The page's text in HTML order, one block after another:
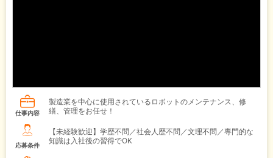
仕事内容
製造業を中心に使用されているロボットのメンテナンス、修
繕、管理をお任せ！
応募条件
【未経験歓迎】学歴不問／社会人歴不問／文理不問／専門的な
知識は入社後の習得でOK